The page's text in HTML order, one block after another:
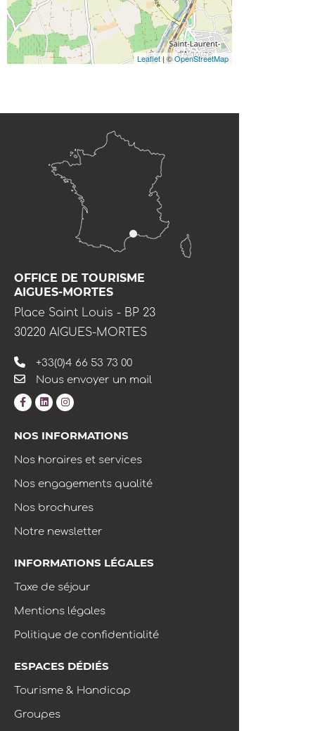
Leaflet| ©OpenStreetMap
OFFICE DE TOURISME
AIGUES-MORTES
Place Saint Louis - BP 23
30220 AIGUES-MORTES
+33(0)4 66 53 73 00
Nous envoyer un mail
NOS INFORMATIONS
Nos horaires et services
Nos engagements qualité
Nos brochures
Notre newsletter
INFORMATIONS LÉGALES
Taxe de séjour
Mentions légales
Politique de confidentialité
ESPACES DÉDIÉS
Tourisme & Handicap
Groupes